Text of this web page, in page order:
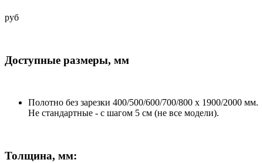
руб
Доступные размеры, мм
Полотно без зарезки 400/500/600/700/800 x 1900/2000 мм.
Не стандартные - с шагом 5 см (не все модели).
Толщина, мм: